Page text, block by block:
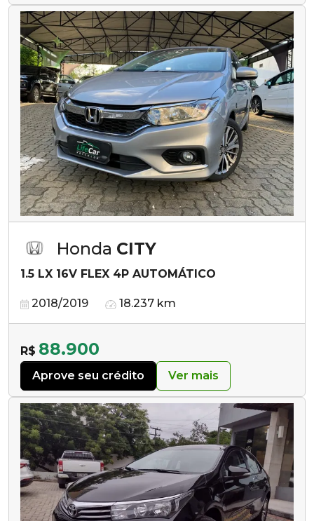
Honda CITY
1.5 LX 16V FLEX 4P AUTOMÁTICO
2018/2019 18.237 km
R$ 88.900
Aprove seu crédito Ver mais